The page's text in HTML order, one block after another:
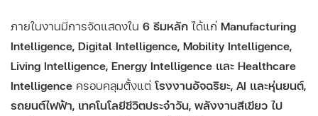
ภายในงานมีการจัดแสดงใน 6 ธีมหลักได้แก่ Manufacturing
Intelligence, Digital Intelligence, Mobility Intelligence,
Living Intelligence, Energy Intelligence และ Healthcare
Intelligence ครอบคลุมตั้งแต่โรงงานอัจฉริยะ, AI และหุ่นยนต์,
รถยนต์ไฟฟ้า, เทคโนโลยีชีวิตประจำวัน, พลังงานสีเขียว ไป